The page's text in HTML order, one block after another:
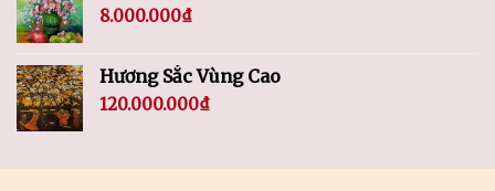
8.000.000₫
Hương Sắc Vùng Cao
120.000.000₫